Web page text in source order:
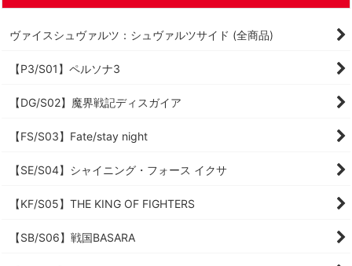
ヴァイスシュヴァルツ：シュヴァルツサイド (全商品)
【P3/S01】ペルソナ3
【DG/S02】魔界戦記ディスガイア
【FS/S03】Fate/stay night
【SE/S04】シャイニング・フォース イクサ
【KF/S05】THE KING OF FIGHTERS
【SB/S06】戦国BASARA